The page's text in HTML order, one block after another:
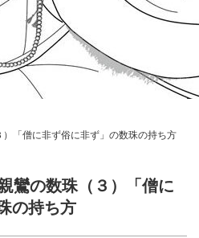
「僧に非ず俗に非ず」の数珠の持ち方
鸞の数珠（３）「僧に
の持ち方